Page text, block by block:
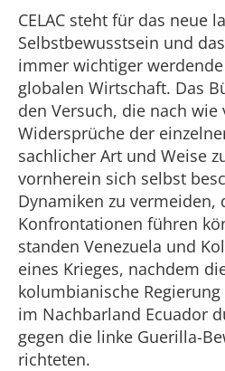
CELAC steht für das neue
Selbstbewusstsein und
immer wichtiger
globalen Wirtschaft. Das
den Versuch, die nach
Widersprüche der
sachlicher Art und Weise
vornherein sich selbst
Dynamiken zu vermeiden,
Konfrontationen führen
standen Venezuela und
eines Krieges, nachdem
kolumbianische
im Nachbarland Ecuador
gegen die linke Guerilla-
richteten.